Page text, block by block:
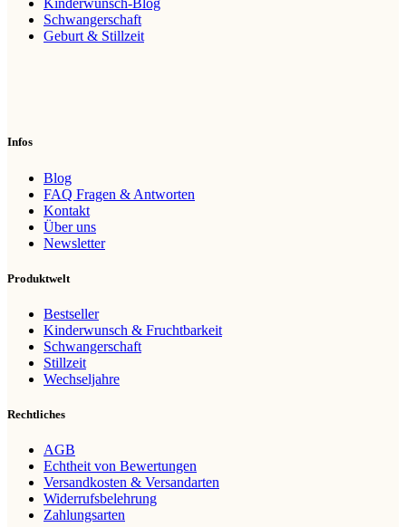
Kinderwunsch-Blog
Schwangerschaft
Geburt & Stillzeit
Infos
Blog
FAQ Fragen & Antworten
Kontakt
Über uns
Newsletter
Produktwelt
Bestseller
Kinderwunsch & Fruchtbarkeit
Schwangerschaft
Stillzeit
Wechseljahre
Rechtliches
AGB
Echtheit von Bewertungen
Versandkosten & Versandarten
Widerrufsbelehrung
Zahlungsarten